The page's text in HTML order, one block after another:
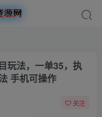
玩法，一单35，执
手机可操作
关注